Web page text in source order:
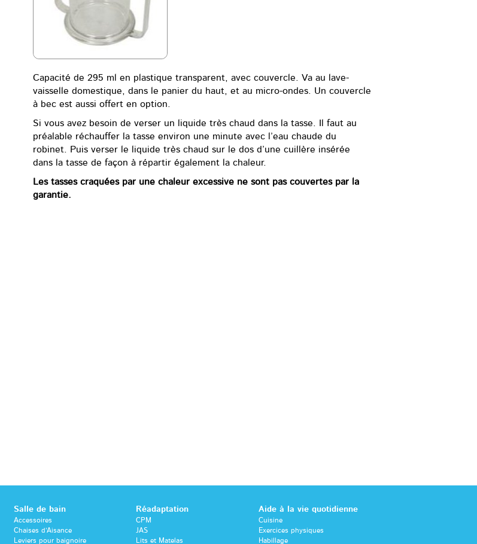
Capacité de 295 ml en plastique transparent, avec couvercle. Va au lave-
vaisselle domestique, dans le panier du haut, et au micro-ondes. Un couvercle
à bec est aussi offert en option.
Si vous avez besoin de verser un liquide très chaud dans la tasse. Il faut au
préalable réchauffer la tasse environ une minute avec l’eau chaude du
robinet. Puis verser le liquide très chaud sur le dos d’une cuillère insérée
dans la tasse de façon à répartir également la chaleur.
Les tasses craquées par une chaleur excessive ne sont pas couvertes par la
garantie.
Salle de bain
Accessoires
Chaises d’Aisance
Leviers pour baignoire
Réadaptation
CPM
JAS
Lits et Matelas
Aide à la vie quotidienne
Cuisine
Exercices physiques
Habillage